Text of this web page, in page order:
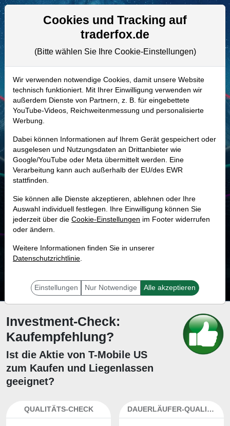
Aktien- und Artikelsuche
A1T7LU | TMUS–T-Mobile US Aktie
Realtime-Aktienkurs:
-
-
Marktkapitalisierung 190,07 Mrd. USD
Unternehmenswert 306,68 Mrd. USD
MONKEY-TRADER INDIKATOR
15.4 %
Mit 15.4 % Wahrscheinlichkeit wird selbst der unglücklichst agierende Trader
Investment-Check:
Kaufempfehlung?
Ist die Aktie von T-Mobile US
zum Kaufen und Liegenlassen
geeignet?
QUALITÄTS-CHECK DAUERLÄUFER-QUALITÄTEN
Cookies und Tracking auf
traderfox.de
(Bitte wählen Sie Ihre Cookie-Einstellungen)
Wir verwenden notwendige Cookies, damit unsere Website
technisch funktioniert. Mit Ihrer Einwilligung verwenden wir
außerdem Dienste von Partnern, z. B. für eingebettete
YouTube-Videos, Reichweitenmessung und personalisierte
Werbung.
Dabei können Informationen auf Ihrem Gerät gespeichert oder
ausgelesen und Nutzungsdaten an Drittanbieter wie
Google/YouTube oder Meta übermittelt werden. Eine
Verarbeitung kann auch außerhalb der EU/des EWR
stattfinden.
Sie können alle Dienste akzeptieren, ablehnen oder Ihre
Auswahl individuell festlegen. Ihre Einwilligung können Sie
jederzeit über die Cookie-Einstellungen im Footer widerrufen
oder ändern.
Weitere Informationen finden Sie in unserer
Datenschutzrichtlinie.
Einstellungen Nur Notwendige Alle akzeptieren